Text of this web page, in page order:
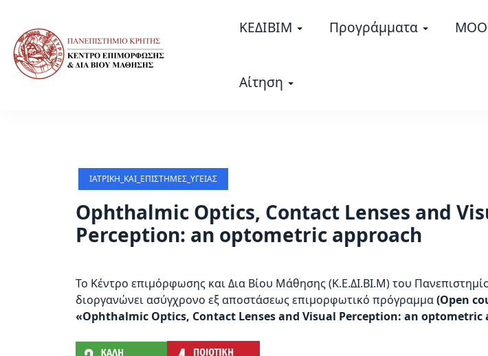
ιστότοπος
περιλαμβάνει
προσαρμόσετε
ΚΕΔΙΒΙΜ Προγράμματα
Αίτηση
ΙΑΤΡΙΚΉ_ΚΑΙ_ΕΠΙΣΤΉΜΕΣ_ΥΓΕΊΑΣ
Ophthalmic Optics, Contact Lenses and
Perception: an optometric approach
Το Κέντρο επιμόρφωσης και Δια Βίου Μάθησης (Κ.Ε.ΔΙ.ΒΙ.Μ) του
διοργανώνει ασύγχρονo εξ αποστάσεως επιμορφωτικό πρόγραμμα(Open
«Ophthalmic Optics, Contact Lenses and Visual Perception: an optometric